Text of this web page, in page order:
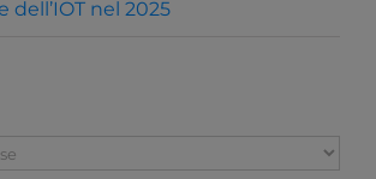
dell’IOT nel 2025